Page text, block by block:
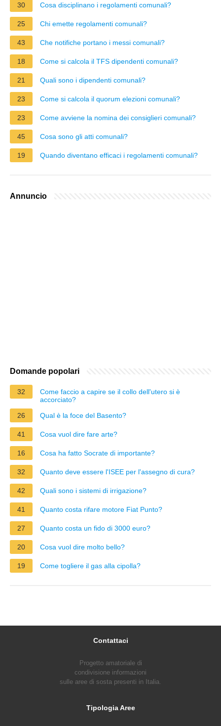
30 Cosa disciplinano i regolamenti comunali?
25 Chi emette regolamenti comunali?
43 Che notifiche portano i messi comunali?
18 Come si calcola il TFS dipendenti comunali?
21 Quali sono i dipendenti comunali?
23 Come si calcola il quorum elezioni comunali?
23 Come avviene la nomina dei consiglieri comunali?
45 Cosa sono gli atti comunali?
19 Quando diventano efficaci i regolamenti comunali?
Annuncio
Domande popolari
32
Come faccio a capire se il collo dell'utero si è
accorciato?
26
Qual è la foce del Basento?
41 Cosa vuol dire fare arte?
16 Cosa ha fatto Socrate di importante?
32 Quanto deve essere l'ISEE per l'assegno di cura?
42 Quali sono i sistemi di irrigazione?
41 Quanto costa rifare motore Fiat Punto?
27 Quanto costa un fido di 3000 euro?
20 Cosa vuol dire molto bello?
19 Come togliere il gas alla cipolla?
Contattaci
Progetto amatoriale di
condivisione informazioni
sulle aree di sosta presenti in Italia.
Tipologia Aree